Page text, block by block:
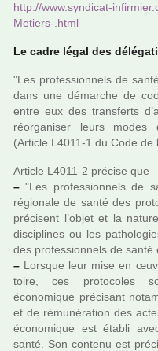
http://www.syn­di­cat-
Metiers-.html
Le cadre légal des
"Les pro­fes­sion­nels de
dans une démar­che de
entre eux des trans­ferts
réor­ga­ni­ser leurs modes
(Article L4011-1 du Code de
Article L4011-2 pré­cise que
– "Les pro­fes­sion­nels de
régio­nale de santé des
pré­ci­sent l’objet et la
dis­ci­pli­nes ou les
des pro­fes­sion­nels de santé
– Lorsque leur mise en
toire, ces pro­to­co­les
économique pré­ci­sant
et de rému­né­ra­tion des
économique est établi
santé. Son contenu est